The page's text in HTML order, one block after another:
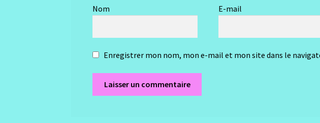
Nom E-mail
Enregistrer mon nom, mon e-mail et mon site dans le